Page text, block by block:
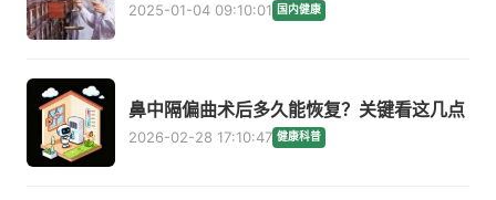
2025-01-04 09:10:01 国内健康
鼻中隔偏曲术后多久能恢复？关键看这几点
2026-02-28 17:10:47 健康科普